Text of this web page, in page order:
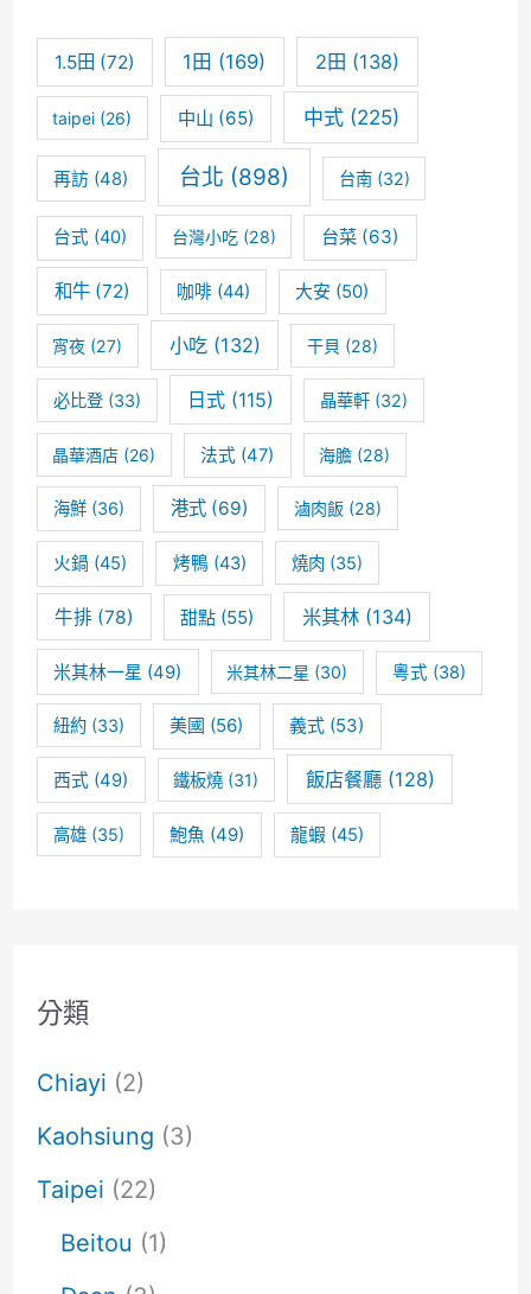
本
預
約
不
到
的
日
式
壽
司
店
1.5田 (72) 1田 (169) 2田 (138)
taipei (26) 中山 (65) 中式(225)
再訪 (48) 台北 (898) 台南(32)
台式 (40) 台灣小吃(28) 台菜 (63)
和牛(72) 咖啡(44) 大安 (50)
宵夜 (27) 小吃(132) 干貝 (28)
必比登(33) 日式 (115) 晶華軒 (32)
晶華酒店 (26) 法式 (47) 海膽 (28)
海鮮(36) 港式(69) 滷肉飯 (28)
火鍋 (45) 烤鴨(43) 燒肉 (35)
牛排 (78) 甜點 (55) 米其林(134)
米其林一星 (49) 米其林二星 (30) 粵式 (38)
紐約(33) 美國 (56) 義式 (53)
西式 (49) 鐵板燒 (31) 飯店餐廳(128)
高雄(35) 鮑魚 (49) 龍蝦 (45)
分類
Chiayi (2)
Kaohsiung (3)
Taipei (22)
Beitou (1)